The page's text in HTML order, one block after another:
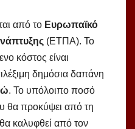
από το Ευρωπαϊκό
(ΕΤΠΑ). Το
κόστος είναι
δημόσια δαπάνη
. Το υπόλοιπο ποσό
θα προκύψει από τη
θα καλυφθεί από τον